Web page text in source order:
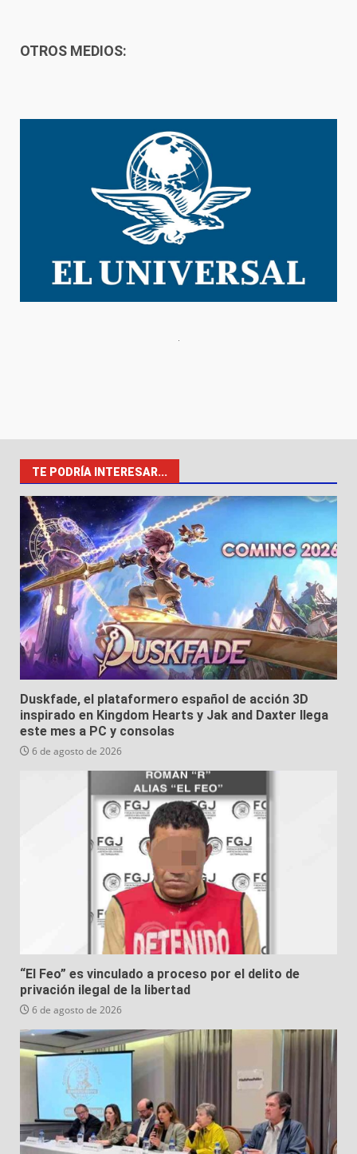
OTROS MEDIOS:
TE PODRÍA INTERESAR...
Duskfade, el plataformero español de acción 3D
inspirado en Kingdom Hearts y Jak and Daxter llega
este mes a PC y consolas
6 de agosto de 2026
“El Feo” es vinculado a proceso por el delito de
privación ilegal de la libertad
6 de agosto de 2026